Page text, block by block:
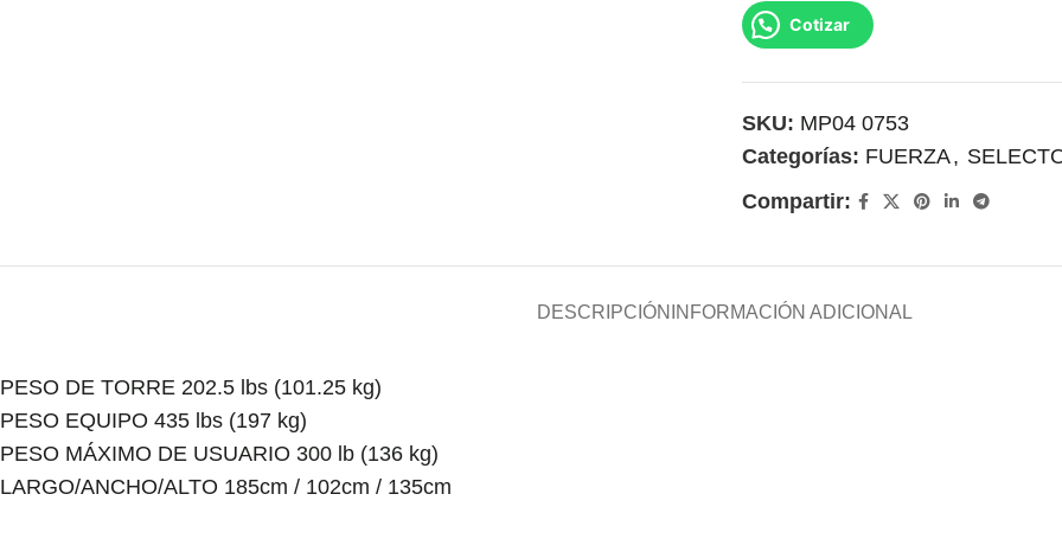
Cotizar
SKU: MP04 0753
Categorías: FUERZA,
Compartir:
DESCRIPCIÓN INFORMACIÓN ADICIONAL
PESO DE TORRE 202.5 lbs (101.25 kg)
PESO EQUIPO 435 lbs (197 kg)
PESO MÁXIMO DE USUARIO 300 lb (136 kg)
LARGO/ANCHO/ALTO 185cm / 102cm / 135cm